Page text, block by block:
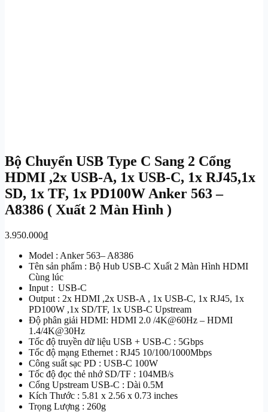
Bộ Chuyển USB Type C Sang 2 Cổng
HDMI ,2x USB-A, 1x USB-C, 1x RJ45,1x
SD, 1x TF, 1x PD100W Anker 563 –
A8386 ( Xuất 2 Màn Hình )
3.950.000₫
Model : Anker 563– A8386
Tên sản phẩm : Bộ Hub USB-C Xuất 2 Màn Hình HDMI
Cùng lúc
Input : USB-C
Output : 2x HDMI ,2x USB-A , 1x USB-C, 1x RJ45, 1x
PD100W ,1x SD/TF, 1x USB-C Upstream
Độ phân giải HDMI: HDMI 2.0 /4K@60Hz – HDMI
1.4/4K@30Hz
Tốc độ truyền dữ liệu USB + USB-C : 5Gbps
Tốc độ mạng Ethernet : RJ45 10/100/1000Mbps
Công suất sạc PD : USB-C 100W
Tốc độ đọc thẻ nhớ SD/TF : 104MB/s
Cổng Upstream USB-C : Dài 0.5M
Kích Thước : ‎‎‎5.81 x 2.56 x 0.73 inches
Trọng Lượng : 260g